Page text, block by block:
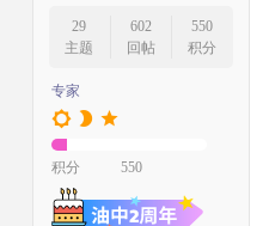
29
主题
602
回帖
550
积分
专家
积分 550